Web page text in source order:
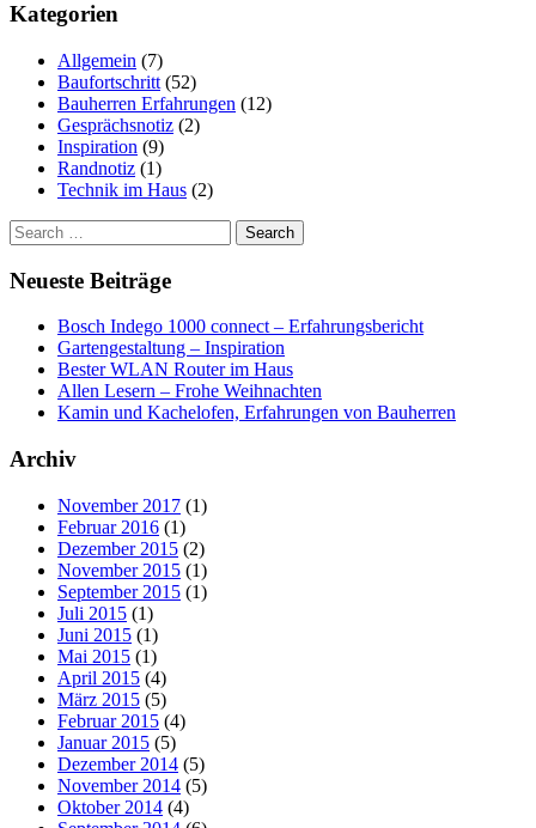
Kategorien
Allgemein (7)
Baufortschritt (52)
Bauherren Erfahrungen (12)
Gesprächsnotiz (2)
Inspiration (9)
Randnotiz (1)
Technik im Haus (2)
Search
for:
Neueste Beiträge
Bosch Indego 1000 connect – Erfahrungsbericht
Gartengestaltung – Inspiration
Bester WLAN Router im Haus
Allen Lesern – Frohe Weihnachten
Kamin und Kachelofen, Erfahrungen von Bauherren
Archiv
November 2017 (1)
Februar 2016 (1)
Dezember 2015 (2)
November 2015 (1)
September 2015 (1)
Juli 2015 (1)
Juni 2015 (1)
Mai 2015 (1)
April 2015 (4)
März 2015 (5)
Februar 2015 (4)
Januar 2015 (5)
Dezember 2014 (5)
November 2014 (5)
Oktober 2014 (4)